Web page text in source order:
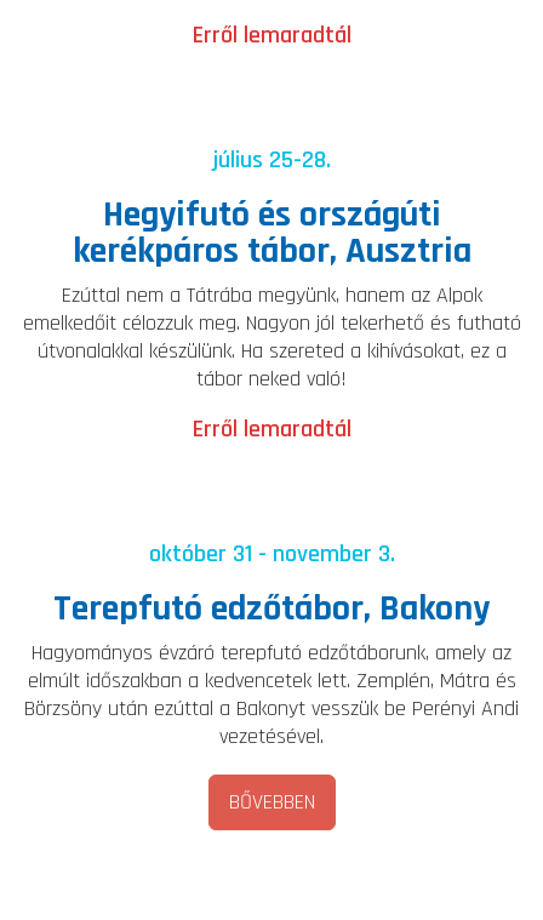
Erről lemaradtál
július 25-28.
Hegyifutó és országúti
kerékpáros tábor, Ausztria
Ezúttal nem a Tátrába megyünk, hanem az Alpok
emelkedőit célozzuk meg. Nagyon jól tekerhető és futható
útvonalakkal készülünk. Ha szereted a kihívásokat, ez a
tábor neked való!
Erről lemaradtál
október 31 - november 3.
Terepfutó edzőtábor, Bakony
Hagyományos évzáró terepfutó edzőtáborunk, amely az
elmúlt időszakban a kedvencetek lett. Zemplén, Mátra és
Börzsöny után ezúttal a Bakonyt vesszük be Perényi Andi
vezetésével.
BŐVEBBEN